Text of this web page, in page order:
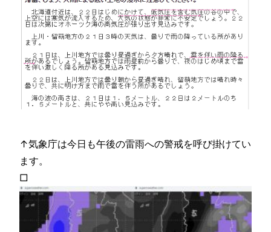
↑気象庁は今日も午後の雷雨への警戒を呼び掛けてい
ます。
□